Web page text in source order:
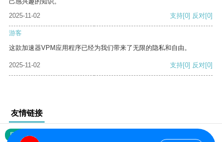
2025-11-02
支持[0] 反对[0]
游客
这款加速器VPM应用程序已经为我们带来了无限的隐私和自由。
2025-11-02 支持[0] 反对[0]
友情链接
网站地图